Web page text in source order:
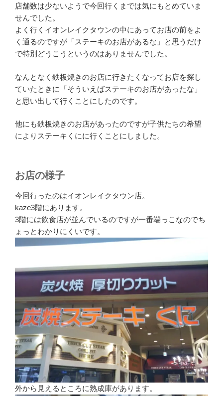
店舗数は少ないようで今回行くまでは気にもとめていま
せんでした。
よく行くイオンレイクタウンの中にあってお店の前をよ
く通るのですが「ステーキのお店があるな」と思うだけ
で特別どうこうというのはありませんでした。
なんとなく鉄板焼きのお店に行きたくなってお店を探し
ていたときに「そういえばステーキのお店があったな」
と思い出して行くことにしたのです。
他にも鉄板焼きのお店があったのですが子供たちの希望
によりステーキくにに行くことにしました。
お店の様子
今回行ったのはイオンレイクタウン店。
kaze3階にあります。
3階には飲食店が並んでいるのですが一番端っこなのでち
ょっとわかりにくいです。
外から見えるところに熟成庫があります。